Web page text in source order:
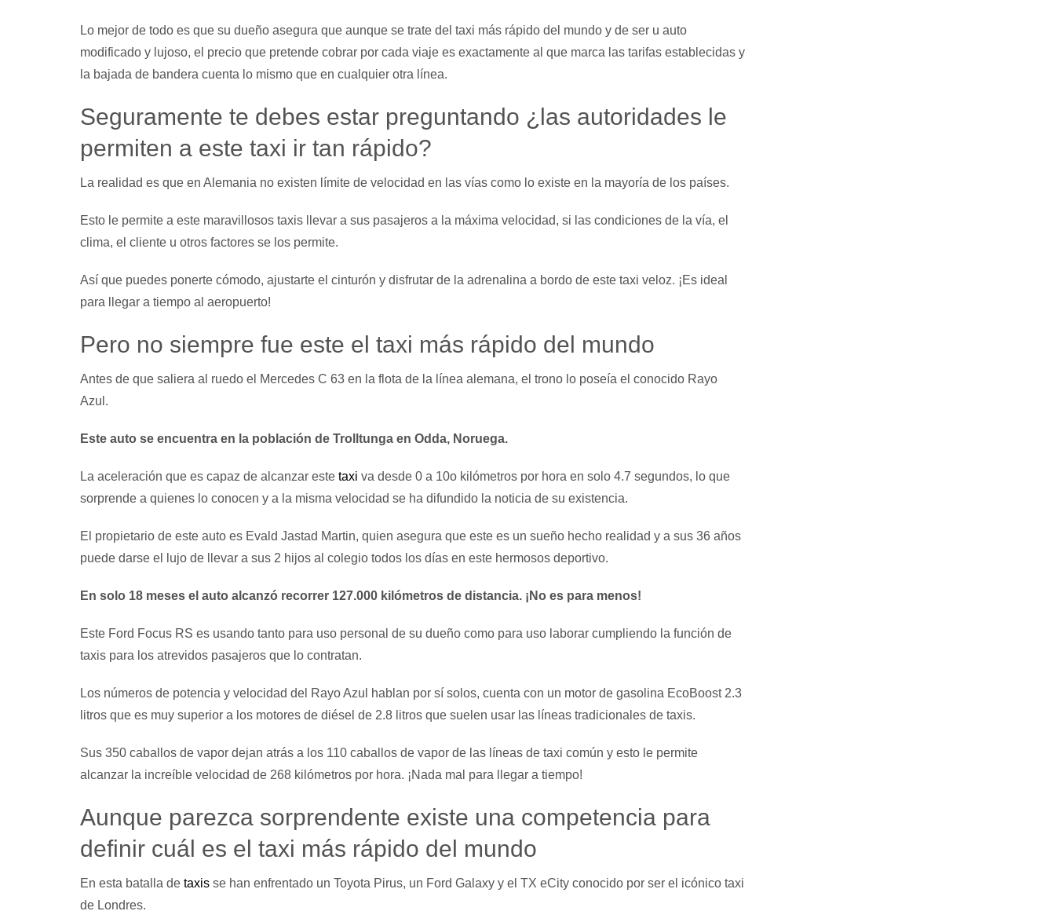
Lo mejor de todo es que su dueño asegura que aunque se trate del taxi más rápido del mundo y de ser u auto
modificado y lujoso, el precio que pretende cobrar por cada viaje es exactamente al que marca las tarifas establecidas y
la bajada de bandera cuenta lo mismo que en cualquier otra línea.
Seguramente te debes estar preguntando ¿las autoridades le
permiten a este taxi ir tan rápido?
La realidad es que en Alemania no existen límite de velocidad en las vías como lo existe en la mayoría de los países.
Esto le permite a este maravillosos taxis llevar a sus pasajeros a la máxima velocidad, si las condiciones de la vía, el
clima, el cliente u otros factores se los permite.
Así que puedes ponerte cómodo, ajustarte el cinturón y disfrutar de la adrenalina a bordo de este taxi veloz. ¡Es ideal
para llegar a tiempo al aeropuerto!
Pero no siempre fue este el taxi más rápido del mundo
Antes de que saliera al ruedo el Mercedes C 63 en la flota de la línea alemana, el trono lo poseía el conocido Rayo
Azul.
Este auto se encuentra en la población de Trolltunga en Odda, Noruega.
La aceleración que es capaz de alcanzar este taxi va desde 0 a 10o kilómetros por hora en solo 4.7 segundos, lo que
sorprende a quienes lo conocen y a la misma velocidad se ha difundido la noticia de su existencia.
El propietario de este auto es Evald Jastad Martin, quien asegura que este es un sueño hecho realidad y a sus 36 años
puede darse el lujo de llevar a sus 2 hijos al colegio todos los días en este hermosos deportivo.
En solo 18 meses el auto alcanzó recorrer 127.000 kilómetros de distancia. ¡No es para menos!
Este Ford Focus RS es usando tanto para uso personal de su dueño como para uso laborar cumpliendo la función de
taxis para los atrevidos pasajeros que lo contratan.
Los números de potencia y velocidad del Rayo Azul hablan por sí solos, cuenta con un motor de gasolina EcoBoost 2.3
litros que es muy superior a los motores de diésel de 2.8 litros que suelen usar las líneas tradicionales de taxis.
Sus 350 caballos de vapor dejan atrás a los 110 caballos de vapor de las líneas de taxi común y esto le permite
alcanzar la increíble velocidad de 268 kilómetros por hora. ¡Nada mal para llegar a tiempo!
Aunque parezca sorprendente existe una competencia para
definir cuál es el taxi más rápido del mundo
En esta batalla de taxis se han enfrentado un Toyota Pirus, un Ford Galaxy y el TX eCity conocido por ser el icónico taxi
de Londres.